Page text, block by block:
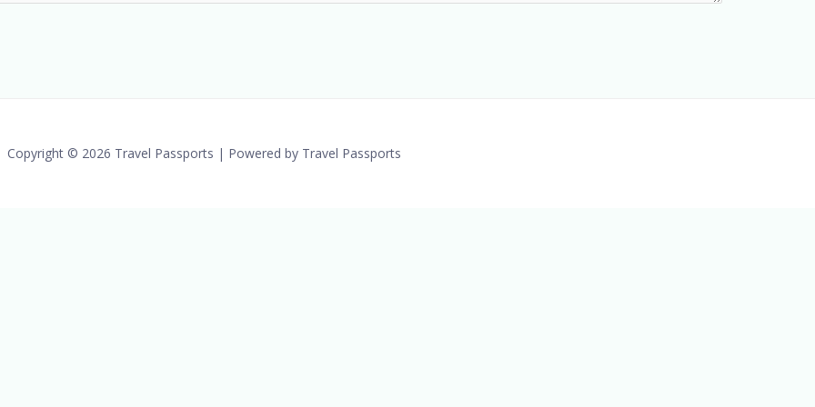
Copyright © 2026 Travel Passports | Powered by Travel Passports